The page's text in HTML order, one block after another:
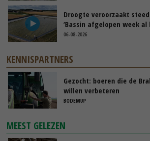
Droogte veroorzaakt
‘Bassin afgelopen week al
06-08-2026
KENNISPARTNERS
Gezocht: boeren die de
willen verbeteren
BODEMUP
MEEST GELEZEN